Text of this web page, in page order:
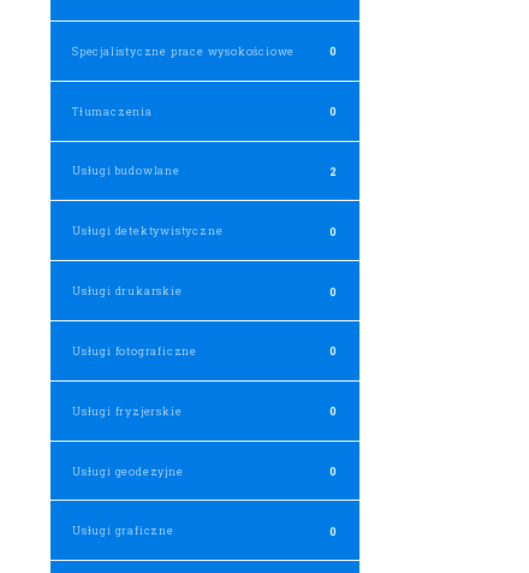
Specjalistyczne prace wysokościowe 0
Tłumaczenia 0
Usługi budowlane 2
Usługi detektywistyczne 0
Usługi drukarskie 0
Usługi fotograficzne 0
Usługi fryzjerskie 0
Usługi geodezyjne 0
Usługi graficzne 0